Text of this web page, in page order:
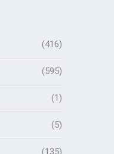
(416)
(595)
(1)
(5)
(135)